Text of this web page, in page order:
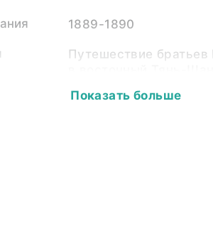
1889-1890
Путешествие
Показать больше